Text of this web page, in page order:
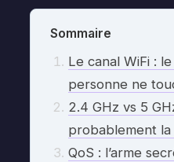
Sommaire
Le canal WiFi :
personne ne
2.4 GHz vs 5
probablement la
QoS : l’arme